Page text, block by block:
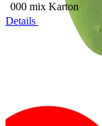
000 mix Karton
Details